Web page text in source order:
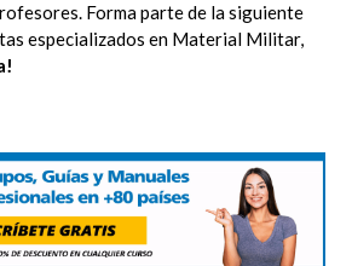
Forma parte de la siguiente
especializados en Material Militar,